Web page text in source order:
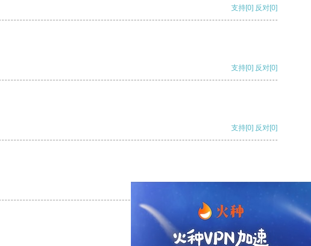
支持[0] 反对[0]
支持[0] 反对[0]
支持[0] 反对[0]